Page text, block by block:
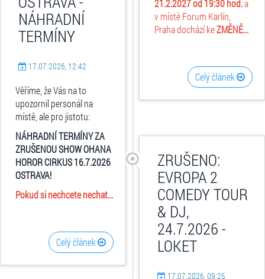
21.2.2027 od 19:30 hod.a
v místě Forum Karlín,
Praha dochází keZMĚNĚ...
Celý článek
NÁHRADNÍ
TERMÍNY
17.07.2026, 12:42
Věříme, že Vás na to
upozornil personál na
místě, ale pro jistotu:
NÁHRADNÍ TERMÍNY ZA
ZRUŠENOU SHOW OHANA
HOROR CIRKUS 16.7.2026
OSTRAVA!
Pokud si nechcete nechat...
Celý článek
ZRUŠENO:
EVROPA 2
COMEDY TOUR
& DJ,
24.7.2026 -
LOKET
17.07.2026, 09:25